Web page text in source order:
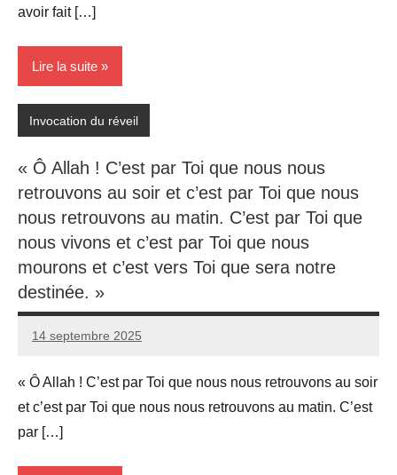
avoir fait […]
Lire la suite
Invocation du réveil
« Ô Allah ! C’est par Toi que nous nous
retrouvons au soir et c’est par Toi que nous
nous retrouvons au matin. C’est par Toi que
nous vivons et c’est par Toi que nous
mourons et c’est vers Toi que sera notre
destinée. »
14 septembre 2025
prieres
« Ô Allah ! C’est par Toi que nous nous retrouvons au soir
et c’est par Toi que nous nous retrouvons au matin. C’est
par […]